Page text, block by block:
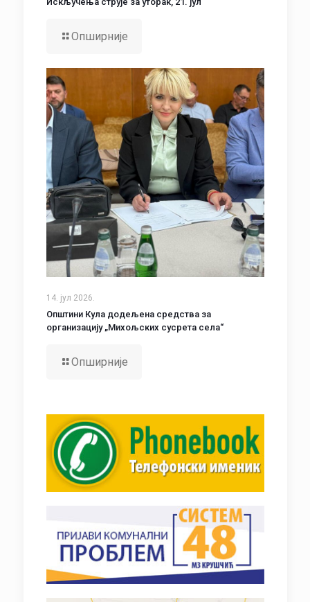
Опширније
14. јул 2026.
Општини Кула додељена средства за
организацију „Михољских сусрета села“
Опширније